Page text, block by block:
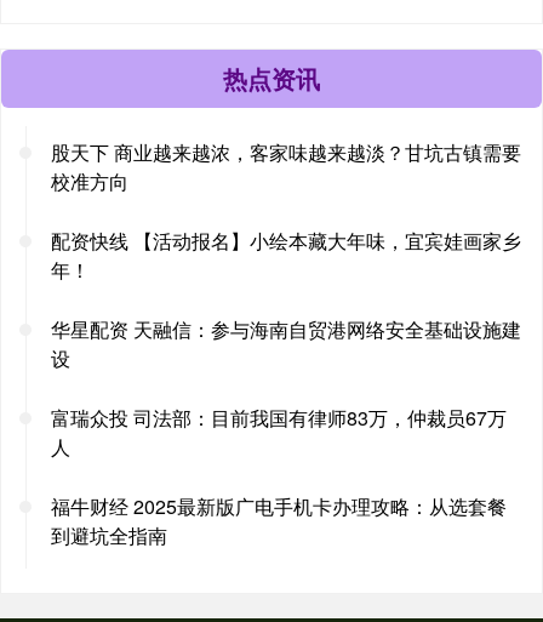
热点资讯
股天下 商业越来越浓，客家味越来越淡？甘坑古镇需要
校准方向
配资快线 【活动报名】小绘本藏大年味，宜宾娃画家乡
年！
华星配资 天融信：参与海南自贸港网络安全基础设施建
设
富瑞众投 司法部：目前我国有律师83万，仲裁员67万
人
福牛财经 2025最新版广电手机卡办理攻略：从选套餐
到避坑全指南